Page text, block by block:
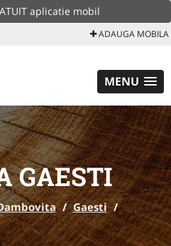
aplicatie mobil
ADAUGA MOBILA
MENU
GAESTI
/ Gaesti /